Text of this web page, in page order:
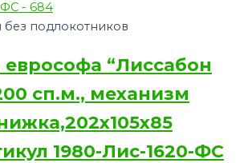
подлокотников
“Лиссабон
сп.м., механизм
1980-Лис-1620-ФС